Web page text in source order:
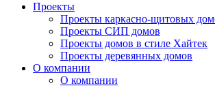
Проекты
Проекты каркасно-щитовых
Проекты СИП домов
Проекты домов в стиле Хайтек
Проекты деревянных домов
О компании
О компании